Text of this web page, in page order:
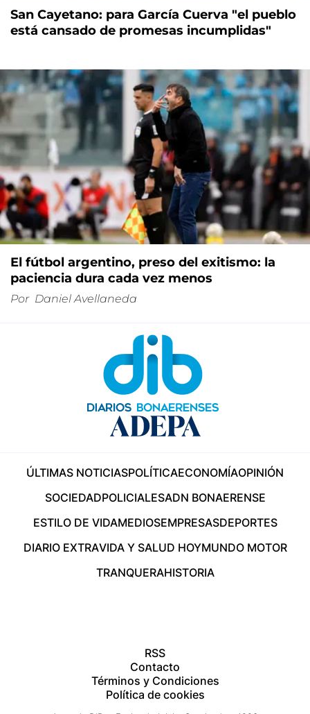
San Cayetano: para García Cuerva "el pueblo
está cansado de promesas incumplidas"
El fútbol argentino, preso del exitismo: la
paciencia dura cada vez menos
Por Daniel Avellaneda
ÚLTIMAS NOTICIASPOLÍTICAECONOMÍAOPINIÓN
SOCIEDADPOLICIALESADN BONAERENSE
ESTILO DE VIDAMEDIOSEMPRESASDEPORTES
DIARIO EXTRAVIDA Y SALUD HOYMUNDO MOTOR
TRANQUERAHISTORIA
RSS
Contacto
Términos y Condiciones
Política de cookies